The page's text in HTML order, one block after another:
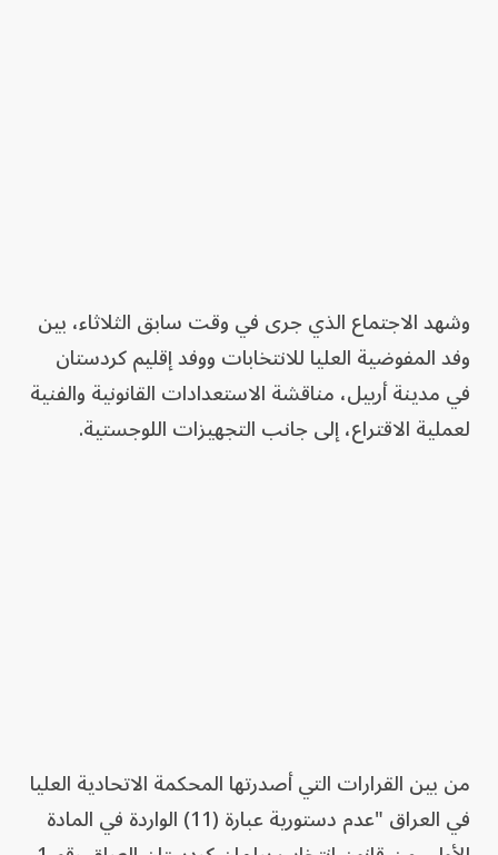
وشهد الاجتماع الذي جرى في وقت سابق الثلاثاء، بين
وفد المفوضية العليا للانتخابات ووفد إقليم كردستان
في مدينة أربيل، مناقشة الاستعدادات القانونية والفنية
لعملية الاقتراع، إلى جانب التجهيزات اللوجستية.
من بين القرارات التي أصدرتها المحكمة الاتحادية العليا
في العراق "عدم دستورية عبارة (11) الواردة في المادة